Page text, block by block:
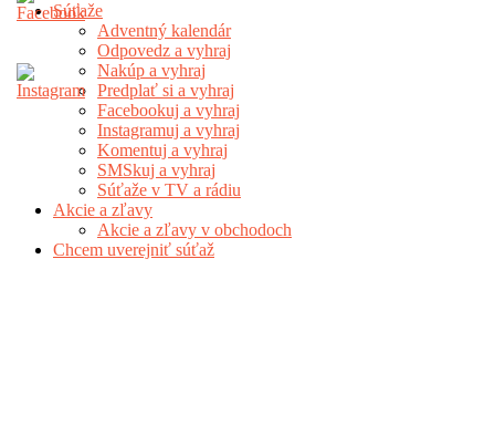
Súťaže
Adventný kalendár
Odpovedz a vyhraj
Nakúp a vyhraj
Predplať si a vyhraj
Facebookuj a vyhraj
Instagramuj a vyhraj
Komentuj a vyhraj
SMSkuj a vyhraj
Súťaže v TV a rádiu
Akcie a zľavy
Akcie a zľavy v obchodoch
Chcem uverejniť súťaž